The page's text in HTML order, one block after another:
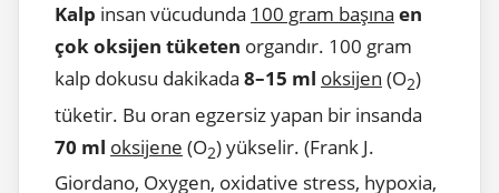
Kalp insan vücudunda 100 gram başına en
çok oksijen tüketen organdır. 100 gram
kalp dokusu dakikada 8–15 ml oksijen (O2)
tüketir. Bu oran egzersiz yapan bir insanda
70 ml oksijene (O2) yükselir. (Frank J.
Giordano, Oxygen, oxidative stress, hypoxia,